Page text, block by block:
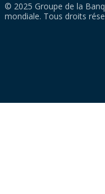
© 2025 Groupe de la
mondiale. Tous droits